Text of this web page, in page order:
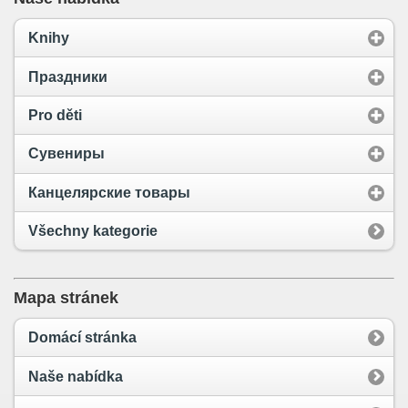
Knihy
Праздники
Pro děti
Сувениры
Канцелярские товары
Všechny kategorie
Mapa stránek
Domácí stránka
Naše nabídka